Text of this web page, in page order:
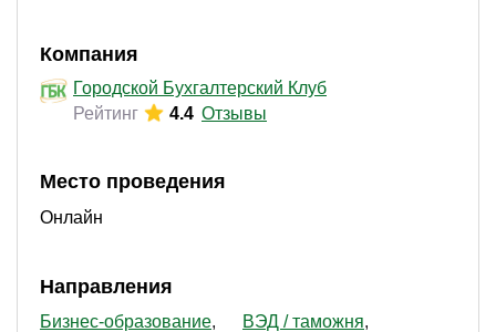
Компания
Городской Бухгалтерский Клуб
Рейтинг
4.4 Отзывы
Место проведения
Онлайн
Направления
Бизнес-образование
ВЭД / таможня